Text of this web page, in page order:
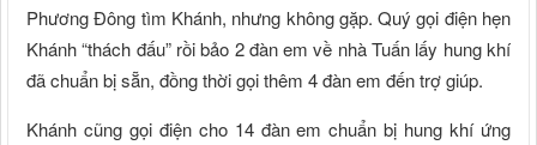
Phương Đông tìm Khánh, nhưng không gặp. Quý gọi điện hẹn
Khánh “thách đấu” rồi bảo 2 đàn em về nhà Tuấn lấy hung khí
đã chuẩn bị sẵn, đồng thời gọi thêm 4 đàn em đến trợ giúp.
Khánh cũng gọi điện cho 14 đàn em chuẩn bị hung khí ứng